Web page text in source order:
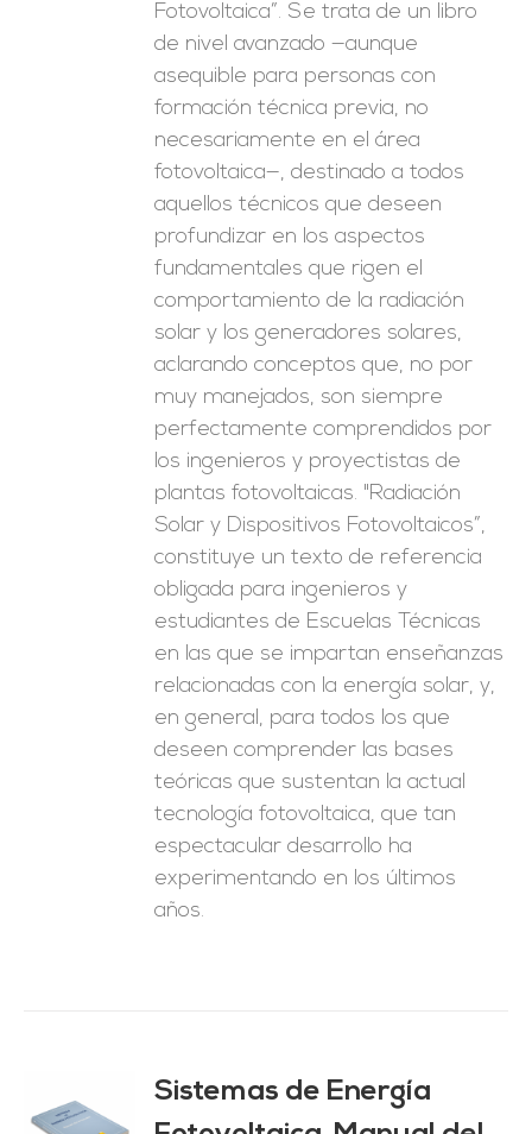
Fotovoltaica”. Se trata de un libro
de nivel avanzado —aunque
asequible para personas con
formación técnica previa, no
necesariamente en el área
fotovoltaica—, destinado a todos
aquellos técnicos que deseen
profundizar en los aspectos
fundamentales que rigen el
comportamiento de la radiación
solar y los generadores solares,
aclarando conceptos que, no por
muy manejados, son siempre
perfectamente comprendidos por
los ingenieros y proyectistas de
plantas fotovoltaicas. "Radiación
Solar y Dispositivos Fotovoltaicos”,
constituye un texto de referencia
obligada para ingenieros y
estudiantes de Escuelas Técnicas
en las que se impartan enseñanzas
relacionadas con la energía solar, y,
en general, para todos los que
deseen comprender las bases
teóricas que sustentan la actual
tecnología fotovoltaica, que tan
espectacular desarrollo ha
experimentando en los últimos
años.
de 5
Sistemas de Energía